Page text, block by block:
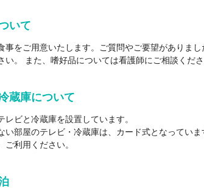
いて
事をご用意いたします。ご質問やご要望がありま
い。 また、嗜好品については看護師にご相談くださ
蔵庫について
レビと冷蔵庫を設置しています。
い部屋のテレビ・冷蔵庫は、カード式となってい
ご利用ください。